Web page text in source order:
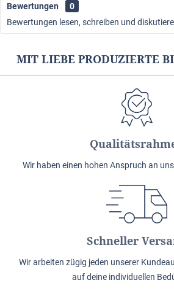
Bewertungen
0
Bewertungen lesen, schreiben und
MIT LIEBE PRODUZIERTE
Wir haben einen hohen Anspruch an
Schneller
Wir arbeiten zügig jeden unserer
auf deine individuellen